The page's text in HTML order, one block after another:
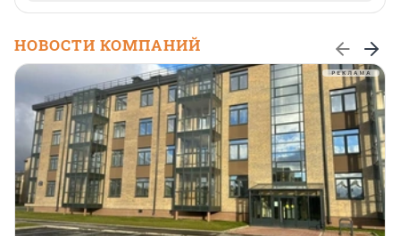
НОВОСТИ КОМПАНИЙ